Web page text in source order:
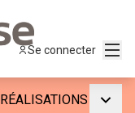
Se connecter
RÉALISATIONS